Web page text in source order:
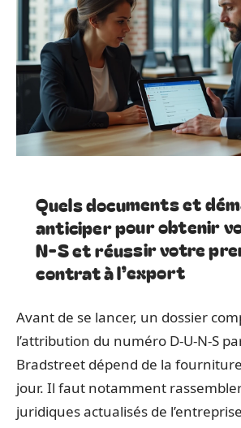
Quels documents et
anticiper pour obtenir
N-S et réussir votre
contrat à l’export
Avant de se lancer, un dossier
l’attribution du numéro D-U-N-S
Bradstreet dépend de la
jour. Il faut notamment
juridiques actualisés de